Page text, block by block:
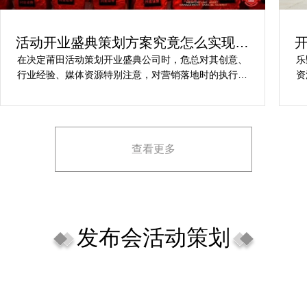
活动开业盛典策划方案究竟怎么实现梦
想活动
在决定莆田活动策划开业盛典公司时，危总对其创意、
行业经验、媒体资源特别注意，对营销落地时的执行一
理念理解不足，导致宣传方案不匹配。
查看更多
发布会活动策划